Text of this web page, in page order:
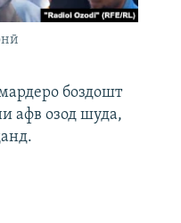
боздошт
афв озод шуда,